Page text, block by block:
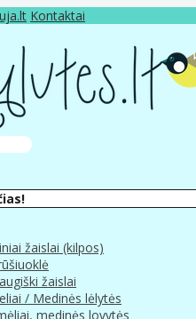
Kontaktai
žaislai (kilpos)
žaislai
/ Medinės lėlytės
medinės lovytės